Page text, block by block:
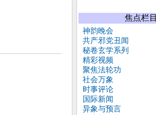
焦点栏目
神韵晚会
共产邪党丑闻
秘卷玄学系列
精彩视频
聚焦法轮功
社会万象
时事评论
国际新闻
异象与预言